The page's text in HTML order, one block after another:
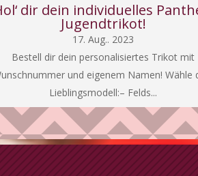
dir dein individuelles
Jugendtrikot!
17. Aug.. 2023
Bestell dir dein personalisiertes Trikot mit
und eigenem Namen! Wähle
Lieblingsmodell:– Felds...